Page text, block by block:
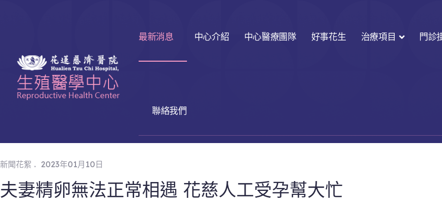
最新消息 中心介紹 中心醫療團隊 好事花生 治療項目 門診
聯絡我們
新聞花絮 2023年01月10日
夫妻精卵無法正常相遇 花慈人工受孕幫大忙